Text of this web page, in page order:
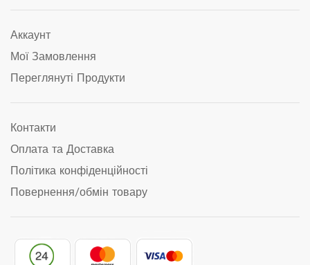
Аккаунт
Мої Замовлення
Переглянуті Продукти
Контакти
Оплата та Доставка
Політика конфіденційності
Повернення/обмін товару